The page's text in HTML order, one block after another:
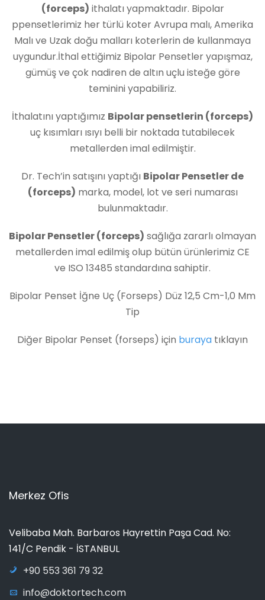
(forceps) ithalatı yapmaktadır. Bipolar
ppensetlerimiz her türlü koter Avrupa malı, Amerika
Malı ve Uzak doğu malları koterlerin de kullanmaya
uygundur.İthal ettiğimiz Bipolar Pensetler yapışmaz,
gümüş ve çok nadiren de altın uçlu isteğe göre
teminini yapabiliriz.
İthalatını yaptığımız Bipolar pensetlerin (forceps)
uç kısımları ısıyı belli bir noktada tutabilecek
metallerden imal edilmiştir.
Dr. Tech’in satışını yaptığı Bipolar Pensetler de
(forceps) marka, model, lot ve seri numarası
bulunmaktadır.
Bipolar Pensetler (forceps) sağlığa zararlı olmayan
metallerden imal edilmiş olup bütün ürünlerimiz CE
ve ISO 13485 standardına sahiptir.
Bipolar Penset İğne Uç (Forseps) Düz 12,5 Cm-1,0 Mm
Tip
Diğer Bipolar Penset (forseps) için buraya tıklayın
Merkez Ofis
Velibaba Mah. Barbaros Hayrettin Paşa Cad. No:
141/C Pendik - İSTANBUL
+90 553 361 79 32
info@doktortech.com